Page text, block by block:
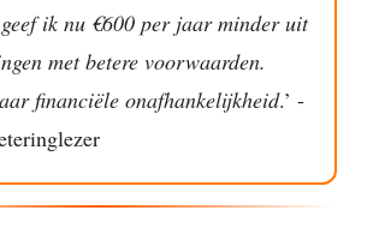
ik nu €600 per jaar minder uit
met betere voorwaarden.
financiële onafhankelijkheid.’ -